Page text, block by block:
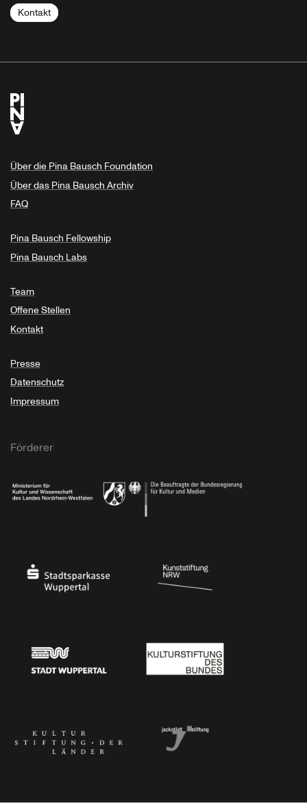
Kontakt
Über die Pina Bausch Foundation
Über das Pina Bausch Archiv
FAQ
Pina Bausch Fellowship
Pina Bausch Labs
Team
Offene Stellen
Kontakt
Presse
Datenschutz
Impressum
Förderer